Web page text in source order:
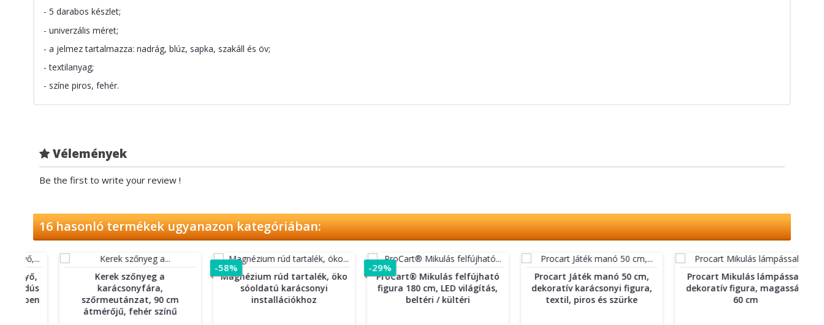
- 5 darabos készlet;
- univerzális méret;
- a jelmez tartalmazza: nadrág, blúz, sapka, szakáll és öv;
- textilanyag;
- színe piros, fehér.
Vélemények
Be the first to write your review !
16 hasonló termékek ugyanazon kategóriában:
Kerek szőnyeg a
karácsonyfára,
szőrmeutánzat, 90 cm
átmérőjű, fehér színű
Magnézium rúd tartalék, öko
sóoldatú karácsonyi
installációkhoz
-58%
ProCart® Mikulás felfújható
figura 180 cm, LED világítás,
beltéri / kültéri
-29%
Procart Játék manó 50 cm,
dekoratív karácsonyi figura,
textil, piros és szürke
Procart Mikulás lámpással,
dekoratív figura, magasság